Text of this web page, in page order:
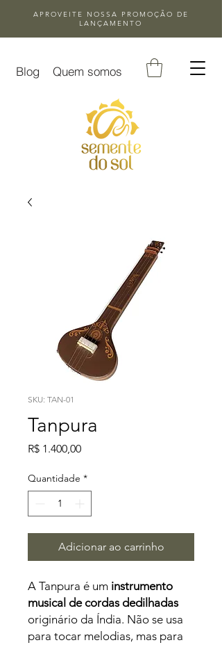
APROVEITE NOSSA
PROMOÇÃO DE
LANÇAMENTO
Blog Quem somos
SKU: TAN-01
Tanpura
R$ 1.400,00Preço
Quantidade *
Adicionar ao carrinho
A Tanpura é um instrumento
musical de cordas dedilhadas
originário da Índia. Não se usa
para tocar melodias, mas para